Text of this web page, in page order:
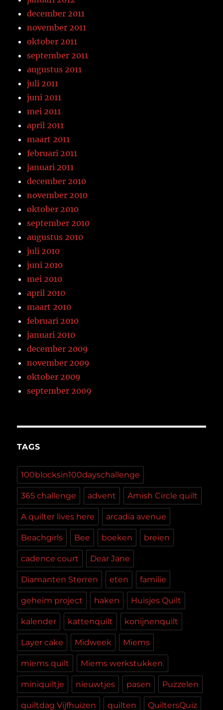
december 2011
november 2011
oktober 2011
september 2011
augustus 2011
juli 2011
juni 2011
mei 2011
april 2011
maart 2011
februari 2011
januari 2011
december 2010
november 2010
oktober 2010
september 2010
augustus 2010
juli 2010
juni 2010
mei 2010
april 2010
maart 2010
februari 2010
januari 2010
december 2009
november 2009
oktober 2009
september 2009
TAGS
100blocksin100dayschallenge
365 challenge advent Amish Circle quilt
A quilter lives here arcadia avenue
Beachgirls Bee boeken breien
cadence court Dear Jane
Diamanten Sterren eten familie
geheim project haken Huisjes Quilt
kalender kattenquilt konijnenquilt
Layer cake Midweek Miems
miems quilt Miems werkstukken.
miniquiltje nieuwtjes pasen Puzzelen
quiltdag Vijfhuizen quilten QuiltersQuiz